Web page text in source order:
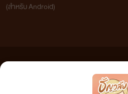
(สำหรับ Android)
เว็บไซต์แห่งนี้ไม่ได้เห็นด้วยและไม่ขอรับผิดชอบต่อข้อความ
วิจารณญาณในการกลั่นกรองด้วยตนเอง และหากท่านพบข้